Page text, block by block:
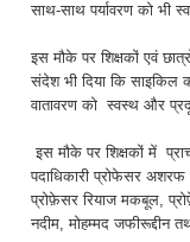
साथ-साथ पर्यावरण को भी
इस मौके पर शिक्षकों एवं
संदेश भी दिया कि साइकिल
वातावरण को स्वस्थ और
इस मौके पर शिक्षकों में
पदाधिकारी प्रोफेसर
प्रोफ़ेसर रियाज मकबूल,
नदीम, मोहम्मद जफीरूद्दीन